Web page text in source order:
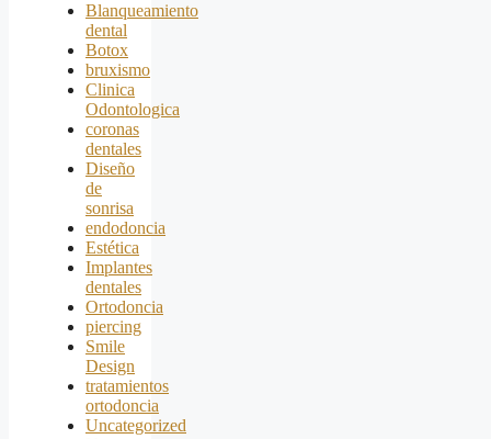
Blanqueamiento
dental
Botox
bruxismo
Clinica
Odontologica
coronas
dentales
Diseño
de
sonrisa
endodoncia
Estética
Implantes
dentales
Ortodoncia
piercing
Smile
Design
tratamientos
ortodoncia
Uncategorized